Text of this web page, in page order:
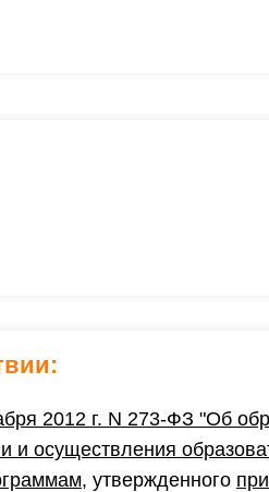
2012 г. N 273-ФЗ "Об
и осуществления
, утвержденного